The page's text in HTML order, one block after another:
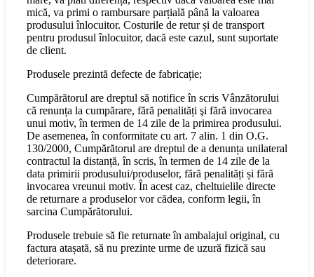
mică, va primi o rambursare parțială până la valoarea
produsului înlocuitor. Costurile de retur și de transport
pentru produsul înlocuitor, dacă este cazul, sunt suportate
de client.
Produsele prezintă defecte de fabricație;
Cumpărătorul are dreptul să notifice în scris Vânzătorului
că renunța la cumpărare, fără penalități şi fără invocarea
unui motiv, în termen de 14 zile de la primirea produsului.
De asemenea, în conformitate cu art. 7 alin. 1 din O.G.
130/2000, Cumpărătorul are dreptul de a denunța unilateral
contractul la distanță, în scris, în termen de 14 zile de la
data primirii produsului/produselor, fără penalități și fără
invocarea vreunui motiv. În acest caz, cheltuielile directe
de returnare a produselor vor cădea, conform legii, în
sarcina Cumpărătorului.
Produsele trebuie să fie returnate în ambalajul original, cu
factura atașată, să nu prezinte urme de uzură fizică sau
deteriorare.